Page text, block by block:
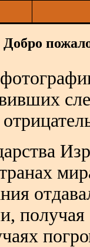
Добро
получая